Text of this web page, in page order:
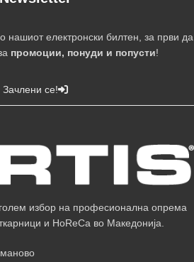
нашиот електронски билтен, за први да
промоции, понуди и попусти!
Зачлени се!
избор на професионална опрема
и HoReCa во Македонија.